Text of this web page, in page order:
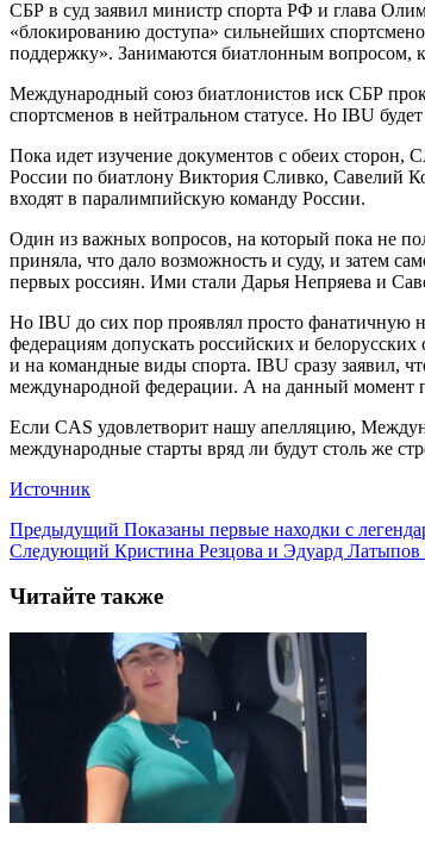
СБР в суд заявил министр спорта РФ и глава
«блокированию доступа» сильнейших
поддержку». Занимаются биатлонным вопросом,
Международный союз биатлонистов иск СБР
спортсменов в нейтральном статусе. Но IBU
Пока идет изучение документов с обеих сторон,
России по биатлону Виктория Сливко, Савелий
входят в паралимпийскую команду России.
Один из важных вопросов, на который пока не
приняла, что дало возможность и суду, и затем
первых россиян. Ими стали Дарья Непряева и
Но IBU до сих пор проявлял просто фанатичную
федерациям допускать российских и
и на командные виды спорта. IBU сразу заявил,
международной федерации. А на данный момент
Если CAS удовлетворит нашу апелляцию,
международные старты вряд ли будут столь же
Источник
Предыдущий Показаны первые находки с
Следующий Кристина Резцова и Эдуард
Читайте также